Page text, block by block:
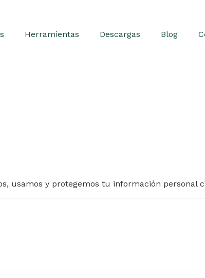
Herramientas Descargas Blog
usamos y protegemos tu información personal